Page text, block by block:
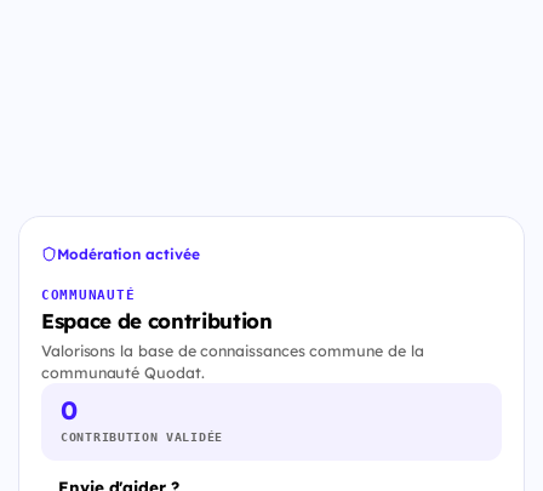
Modération activée
COMMUNAUTÉ
Espace de contribution
Valorisons la base de connaissances commune de la
communauté Quodat.
0
CONTRIBUTION VALIDÉE
Envie d'aider ?